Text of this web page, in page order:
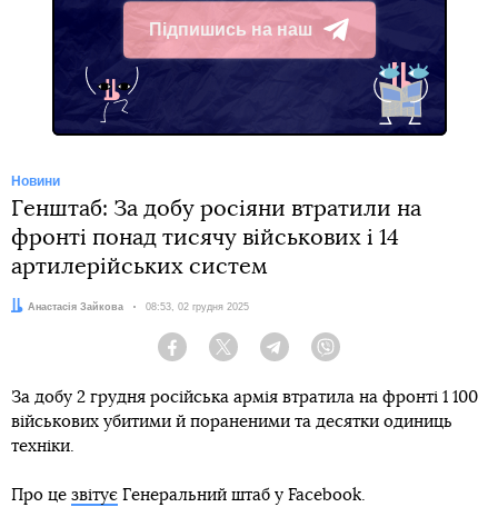
Підпишись на наш
Telegram
Новини
Генштаб: За добу росіяни втратили на
фронті понад тисячу військових і 14
артилерійських систем
Автор:
Анастасія Зайкова Дата:
08:53, 02 грудня 2025
Facebook Twitter Telegram
За добу 2 грудня російська армія втратила на фронті 1 100
військових убитими й пораненими та десятки одиниць
техніки.
Про це звітує Генеральний штаб у Facebook.